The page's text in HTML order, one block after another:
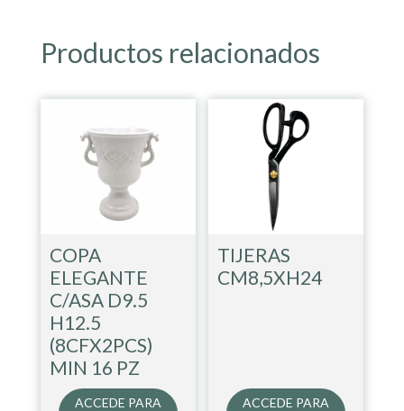
Productos relacionados
COPA
ELEGANTE
C/ASA D9.5
H12.5
(8CFX2PCS)
MIN 16 PZ
ACCEDE PARA
TIJERAS
CM8,5XH24
ACCEDE PARA